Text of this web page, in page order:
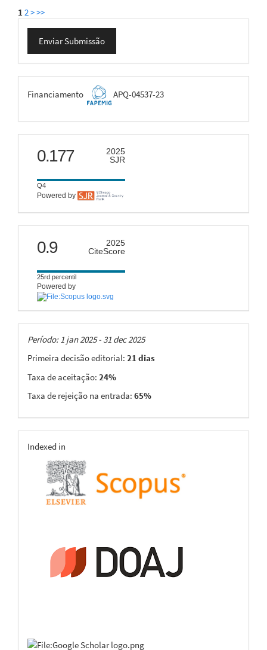
1 2>>>
Enviar
Submissão
Enviar Submissão
FAPEMIG
Financiamento APQ-04537-23
scimago
0.177
2025
SJR
Q4
Powered by
citescore
0.9
2025
CiteScore
25rd percentil
Powered by
Taxas
Período: 1 jan 2025 - 31 dec 2025
Primeira decisão editorial: 21 dias
Taxa de aceitação: 24%
Taxa de rejeição na entrada: 65%
indexing
Indexed in